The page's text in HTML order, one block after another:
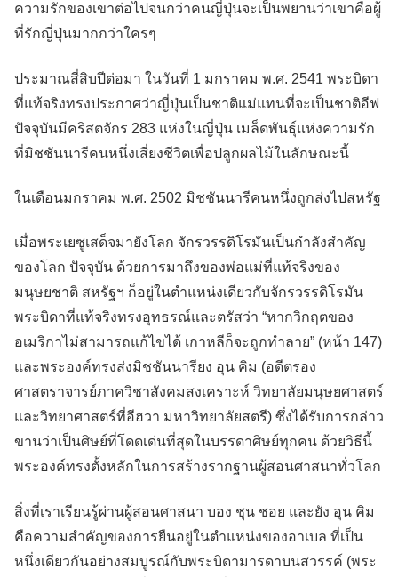
ความรักของเขาต่อไปจนกว่าคนญี่ปุ่นจะเป็นพยานว่าเขาคือผู้
ที่รักญี่ปุ่นมากกว่าใครๆ
ประมาณสี่สิบปีต่อมา ในวันที่ 1 มกราคม พ.ศ. 2541 พระบิดา
ที่แท้จริงทรงประกาศว่าญี่ปุ่นเป็นชาติแม่แทนที่จะเป็นชาติอีฟ
ปัจจุบันมีคริสตจักร 283 แห่งในญี่ปุ่น เมล็ดพันธุ์แห่งความรัก
ที่มิชชันนารีคนหนึ่งเสี่ยงชีวิตเพื่อปลูกผลไม้ในลักษณะนี้
ในเดือนมกราคม พ.ศ. 2502 มิชชันนารีคนหนึ่งถูกส่งไปสหรัฐ
เมื่อพระเยซูเสด็จมายังโลก จักรวรรดิโรมันเป็นกำลังสำคัญ
ของโลก ปัจจุบัน ด้วยการมาถึงของพ่อแม่ที่แท้จริงของ
มนุษยชาติ สหรัฐฯ ก็อยู่ในตำแหน่งเดียวกับจักรวรรดิโรมัน
พระบิดาที่แท้จริงทรงอุทธรณ์และตรัสว่า “หากวิกฤตของ
อเมริกาไม่สามารถแก้ไขได้ เกาหลีก็จะถูกทำลาย” (หน้า 147)
และพระองค์ทรงส่งมิชชันนารียง อุน คิม (อดีตรอง
ศาสตราจารย์ภาควิชาสังคมสงเคราะห์ วิทยาลัยมนุษยศาสตร์
และวิทยาศาสตร์ที่อีฮวา มหาวิทยาลัยสตรี) ซึ่งได้รับการกล่าว
ขานว่าเป็นศิษย์ที่โดดเด่นที่สุดในบรรดาศิษย์ทุกคน ด้วยวิธีนี้
พระองค์ทรงตั้งหลักในการสร้างรากฐานผู้สอนศาสนาทั่วโลก
สิ่งที่เราเรียนรู้ผ่านผู้สอนศาสนา บอง ชุน ชอย และยัง อุน คิม
คือความสำคัญของการยืนอยู่ในตำแหน่งของอาเบล ที่เป็น
หนึ่งเดียวกันอย่างสมบูรณ์กับพระบิดามารดาบนสวรรค์ (พระ